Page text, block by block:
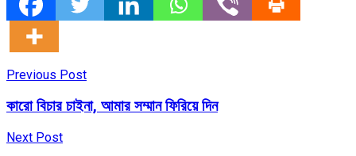
Previous Post
কারো বিচার চাইনা, আমার সম্মান ফিরিয়ে দিন
Next Post